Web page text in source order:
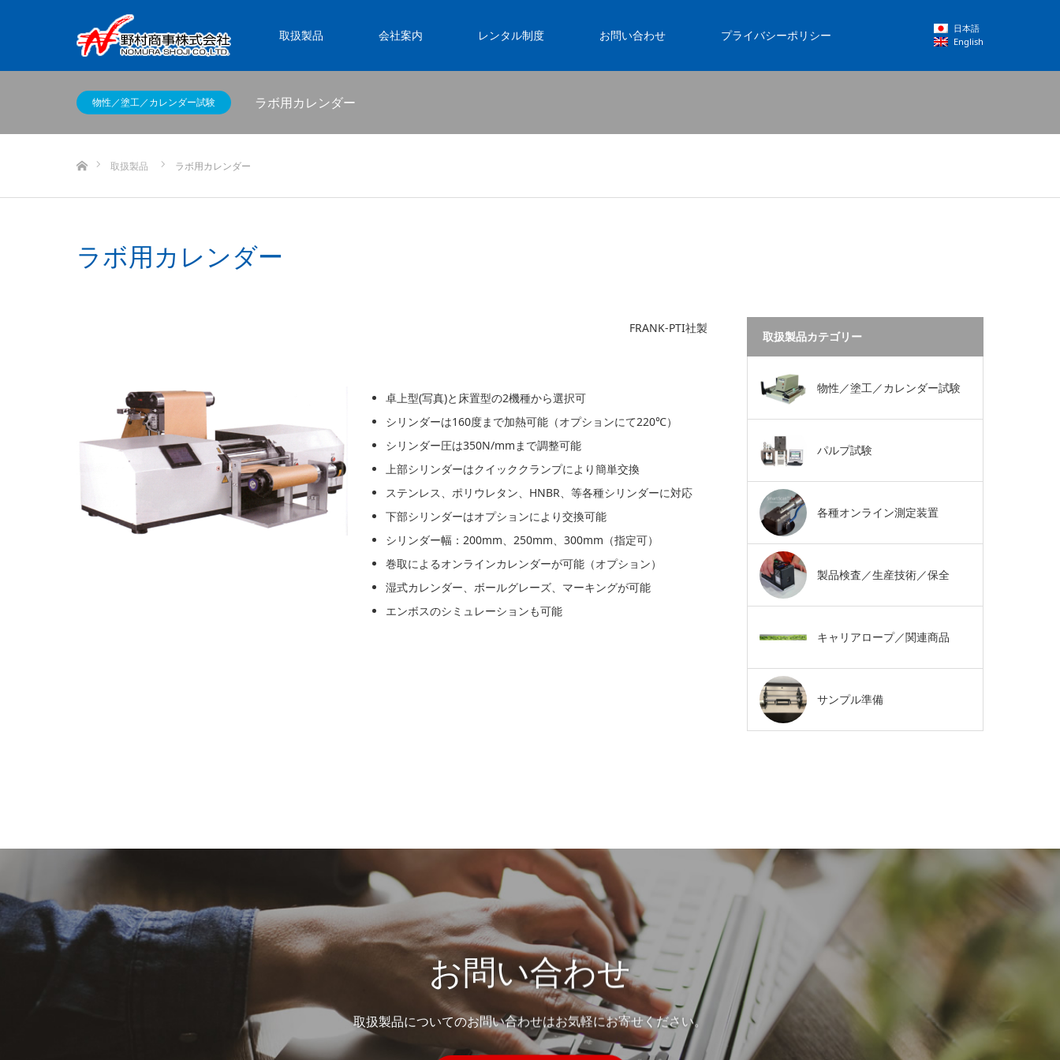
日本語
English
取扱製品 会社案内 レンタル制度 お問い合わせ プライバシーポリシー
物性／塗工／カレンダー試験 ラボ用カレンダー
取扱製品
ラボ用カレンダー
ラボ用カレンダー
FRANK-PTI社製
卓上型(写真)と床置型の2機種から選択可
シリンダーは160度まで加熱可能（オプションにて220℃）
シリンダー圧は350N/mmまで調整可能
上部シリンダーはクイッククランプにより簡単交換
ステンレス、ポリウレタン、HNBR、等各種シリンダーに対応
下部シリンダーはオプションにより交換可能
シリンダー幅：200mm、250mm、300mm（指定可）
巻取によるオンラインカレンダーが可能（オプション）
湿式カレンダー、ボールグレーズ、マーキングが可能
エンボスのシミュレーションも可能
取扱製品カテゴリー
物性／塗工／カレンダー試験
パルプ試験
各種オンライン測定装置
製品検査／生産技術／保全
キャリアロープ／関連商品
サンプル準備
お問い合わせ
取扱製品についてのお問い合わせはお気軽にお寄せください。